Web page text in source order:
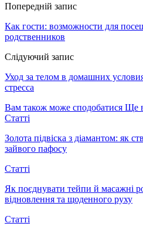
Попередній запис
Как гости: возможности для
родственников
Слідуючий запис
Уход за телом в домашних
стресса
Вам також може сподобатися Ще
Статті
Золота підвіска з діамантом: як
зайвого пафосу
Статті
Як поєднувати тейпи й масажні
відновлення та щоденного руху
Статті